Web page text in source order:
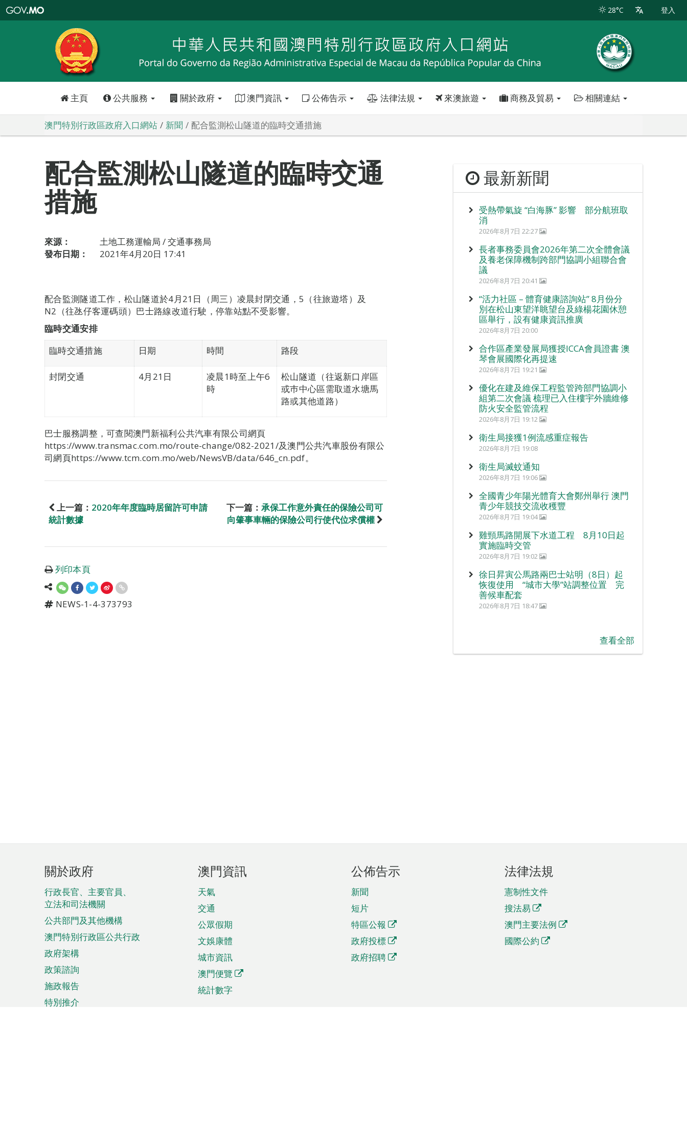
特
政
區
政
口
28°C 登入
主頁 公共服務 關於政府 澳門資訊 公佈告示 法律法規 來澳旅遊 商務及貿易 相關連結
澳門特別行政區政府入口網站 新聞 配合監測松山隧道的臨時交通措施
配合監測松山隧道的臨時交通
措施
來源：
土地工務運輸局 / 交通事務局
發布日期：
2021年4月20日 17:41
配合監測隧道工作，松山隧道於4月21日（周三）凌晨封閉交通，5（往旅遊塔）及
N2（往氹仔客運碼頭）巴士路線改道行駛，停靠站點不受影響。
臨時交通安排
臨時交通措施
日期 時間 路段
封閉交通 4月21日
凌晨1時至上午6
時
松山隧道（往返新口岸區
或巿中心區需取道水塘馬
路或其他道路）
巴士服務調整，可查閱澳門新福利公共汽車有限公司網頁
https://www.transmac.com.mo/route-change/082-2021/及澳門公共汽車股份有限公
司網頁https://www.tcm.com.mo/web/NewsVB/data/646_cn.pdf。
上一篇： 2020年年度臨時居留許可申請
統計數據
下一篇： 承保工作意外責任的保險公司可
向肇事車輛的保險公司行使代位求償權
列印本頁
NEWS-1-4-373793
最新新聞
受熱帶氣旋 “白海豚” 影響 部分航班取
消
2026年8月7日 22:27
長者事務委員會2026年第二次全體會議
及養老保障機制跨部門協調小組聯合會
議
2026年8月7日 20:41
“活力社區 – 體育健康諮詢站” 8月份分
別在松山東望洋眺望台及綠楊花園休憩
區舉行，設有健康資訊推廣
2026年8月7日 20:00
合作區產業發展局獲授ICCA會員證書 澳
琴會展國際化再提速
2026年8月7日 19:21
優化在建及維保工程監管跨部門協調小
組第二次會議 梳理已入住樓宇外牆維修
防火安全監管流程
2026年8月7日 19:12
衛生局接獲1例流感重症報告
2026年8月7日 19:08
衛生局滅蚊通知
2026年8月7日 19:06
全國青少年陽光體育大會鄭州舉行 澳門
青少年競技交流收穫豐
2026年8月7日 19:04
雞頸馬路開展下水道工程 8月10日起
實施臨時交管
2026年8月7日 19:02
徐日昇寅公馬路兩巴士站明（8日）起
恢復使用 “城市大學”站調整位置 完
善候車配套
2026年8月7日 18:47
查看全部
頁
腳
菜
單
關於政府
行政長官、主要官員、
立法和司法機關
公共部門及其他機構
澳門特別行政區公共行政
政府架構
政策諮詢
施政報告
特別推介
澳門資訊
天氣
交通
公眾假期
文娛康體
城市資訊
澳門便覽
統計數字
公佈告示
新聞
短片
特區公報
政府投標
政府招聘
法律法規
憲制性文件
搜法易
澳門主要法例
國際公約